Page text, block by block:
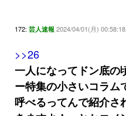
172: 芸人速報 2024/04/01(月)
>>26
一人になってドン底の
ー特集の小さいコラム
呼べるってんで紹介さ